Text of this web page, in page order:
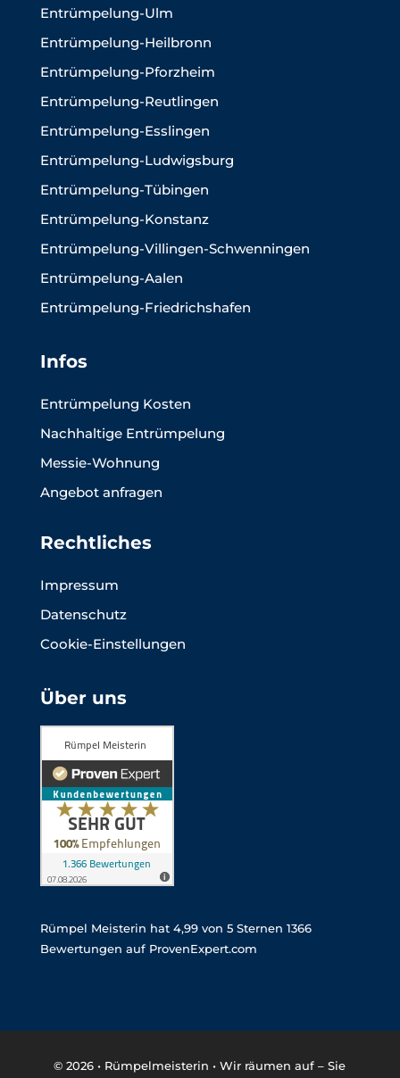
Entrümpelung-Ulm
Entrümpelung-Heilbronn
Entrümpelung-Pforzheim
Entrümpelung-Reutlingen
Entrümpelung-Esslingen
Entrümpelung-Ludwigsburg
Entrümpelung-Tübingen
Entrümpelung-Konstanz
Entrümpelung-Villingen-Schwenningen
Entrümpelung-Aalen
Entrümpelung-Friedrichshafen
Infos
Entrümpelung Kosten
Nachhaltige Entrümpelung
Messie-Wohnung
Angebot anfragen
Rechtliches
Impressum
Datenschutz
Cookie-Einstellungen
Über uns
Rümpel Meisterin hat 4,99von 5Sternen 1366
Bewertungen auf ProvenExpert.com
© 2026 • Rümpelmeisterin • Wir räumen auf – Sie